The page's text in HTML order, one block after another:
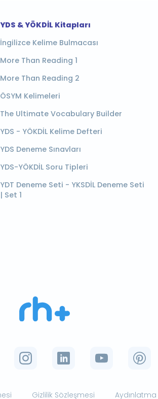
YDS & YÖKDİL Kitapları
İngilizce Kelime Bulmacası
More Than Reading 1
More Than Reading 2
ÖSYM Kelimeleri
The Ultimate Vocabulary Builder
YDS - YÖKDİL Kelime Defteri
YDS Deneme Sınavları
YDS-YÖKDİL Soru Tipleri
YDT Deneme Seti - YKSDİL Deneme Seti
| Set 1
Gizlilik Sözleşmesi